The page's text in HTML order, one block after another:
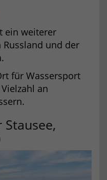
ein weiterer
Russland und der
für Wassersport
an